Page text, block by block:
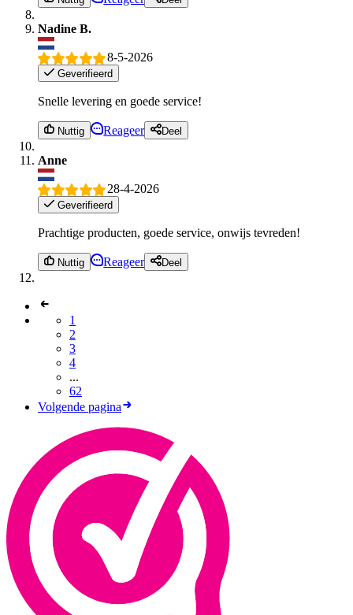
Nadine B.
8-5-2026
Geverifieerd
Snelle levering en goede service!
Nuttig Reageer Deel
Anne
28-4-2026
Geverifieerd
Prachtige producten, goede service, onwijs tevreden!
Nuttig Reageer Deel
1
2
3
4
...
62
Volgende pagina